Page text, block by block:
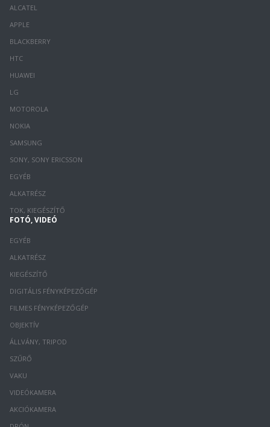
ALCATEL
APPLE
BLACKBERRY
HTC
HUAWEI
LG
MOTOROLA
NOKIA
SAMSUNG
SONY, SONY ERICSSON
EGYÉB
ALKATRÉSZ
TOK, KIEGÉSZÍTŐ
FOTÓ, VIDEÓ
EGYÉB
ALKATRÉSZ
KIEGÉSZÍTŐ
DIGITÁLIS FÉNYKÉPEZŐGÉP
FILMES FÉNYKÉPEZŐGÉP
OBJEKTÍV
ÁLLVÁNY, TRIPOD
SZŰRŐ
VAKU
VIDEÓKAMERA
AKCIÓKAMERA